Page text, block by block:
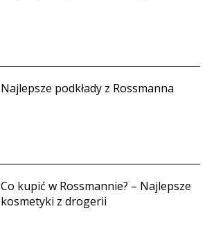
Najlepsze podkłady z Rossmanna
Co kupić w Rossmannie? – Najlepsze
kosmetyki z drogerii